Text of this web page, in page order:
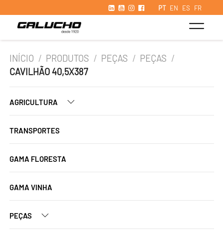
PT EN ES FR
INÍCIO / PRODUTOS / PEÇAS / PEÇAS /
CAVILHÃO 40,5X387
AGRICULTURA
TRANSPORTES
GAMA FLORESTA
GAMA VINHA
PEÇAS